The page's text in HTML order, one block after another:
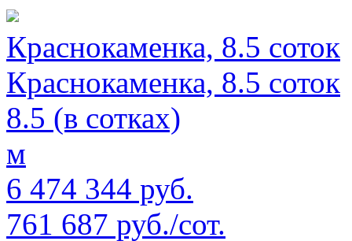
Краснокаменка, 8.5 соток
Краснокаменка, 8.5 соток
8.5 (в сотках)
м
6 474 344 руб.
761 687 руб./сот.